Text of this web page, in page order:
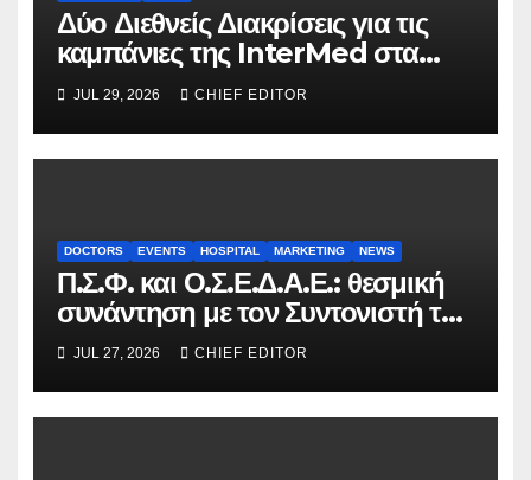
Δύο Διεθνείς Διακρίσεις για τις
καμπάνιες της InterMed στα
FOOH Awards 2026
JUL 29, 2026 CHIEF EDITOR
DOCTORS EVENTS HOSPITAL MARKETING NEWS
Π.Σ.Φ. και Ο.Σ.Ε.Δ.Α.Ε.: θεσμική
συνάντηση με τον Συντονιστή του
Γραφείου του Πρωθυπουργού
JUL 27, 2026 CHIEF EDITOR